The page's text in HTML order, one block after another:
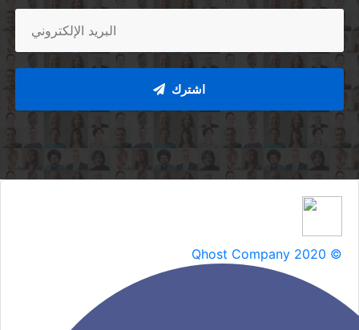
اشترك
Qhost Company 2020 ©